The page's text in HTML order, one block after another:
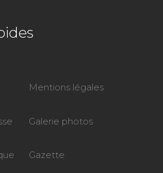
Mentions légales
Galerie photos
Gazette